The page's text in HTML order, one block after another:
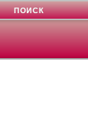
ПОИСК